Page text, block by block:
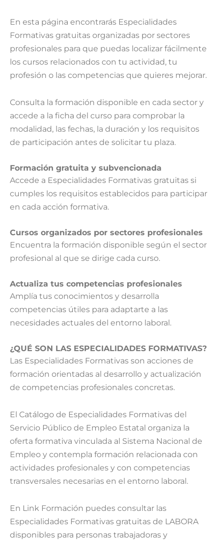
En esta página encontrarás Especialidades
Formativas gratuitas organizadas por sectores
profesionales para que puedas localizar fácilmente
los cursos relacionados con tu actividad, tu
profesión o las competencias que quieres mejorar.
Consulta la formación disponible en cada sector y
accede a la ficha del curso para comprobar la
modalidad, las fechas, la duración y los requisitos
de participación antes de solicitar tu plaza.
Formación gratuita y subvencionada
Accede a Especialidades Formativas gratuitas si
cumples los requisitos establecidos para participar
en cada acción formativa.
Cursos organizados por sectores profesionales
Encuentra la formación disponible según el sector
profesional al que se dirige cada curso.
Actualiza tus competencias profesionales
Amplía tus conocimientos y desarrolla
competencias útiles para adaptarte a las
necesidades actuales del entorno laboral.
¿QUÉ SON LAS ESPECIALIDADES FORMATIVAS?
Las Especialidades Formativas son acciones de
formación orientadas al desarrollo y actualización
de competencias profesionales concretas.
El Catálogo de Especialidades Formativas del
Servicio Público de Empleo Estatal organiza la
oferta formativa vinculada al Sistema Nacional de
Empleo y contempla formación relacionada con
actividades profesionales y con competencias
transversales necesarias en el entorno laboral.
En Link Formación puedes consultar las
Especialidades Formativas gratuitas de LABORA
disponibles para personas trabajadoras y